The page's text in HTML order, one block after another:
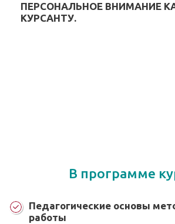
ПЕРСОНАЛЬНОЕ ВНИМАНИЕ
КУРСАНТУ.
В программе
Педагогические основы
работы